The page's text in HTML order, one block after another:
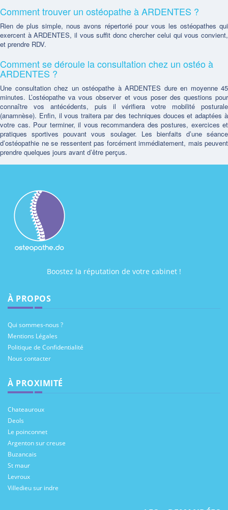
Comment trouver un ostéopathe à ARDENTES ?
Rien de plus simple, nous avons répertorié pour vous les ostéopathes qui
exercent à ARDENTES, il vous suffit donc chercher celui qui vous convient,
et prendre RDV.
Comment se déroule la consultation chez un ostéo à
ARDENTES ?
Une consultation chez un ostéopathe à ARDENTES dure en moyenne 45
minutes. L’ostéopathe va vous observer et vous poser des questions pour
connaître vos antécédents, puis il vérifiera votre mobilité posturale
(anamnèse). Enfin, il vous traitera par des techniques douces et adaptées à
votre cas. Pour terminer, il vous recommandera des postures, exercices et
pratiques sportives pouvant vous soulager. Les bienfaits d’une séance
d’ostéopathie ne se ressentent pas forcément immédiatement, mais peuvent
prendre quelques jours avant d’être perçus.
Boostez la réputation de votre cabinet !
À PROPOS
Qui sommes-nous ?
Mentions Légales
Politique de Confidentialité
Nous contacter
À PROXIMITÉ
Chateauroux
Deols
Le poinconnet
Argenton sur creuse
Buzancais
St maur
Levroux
Villedieu sur indre